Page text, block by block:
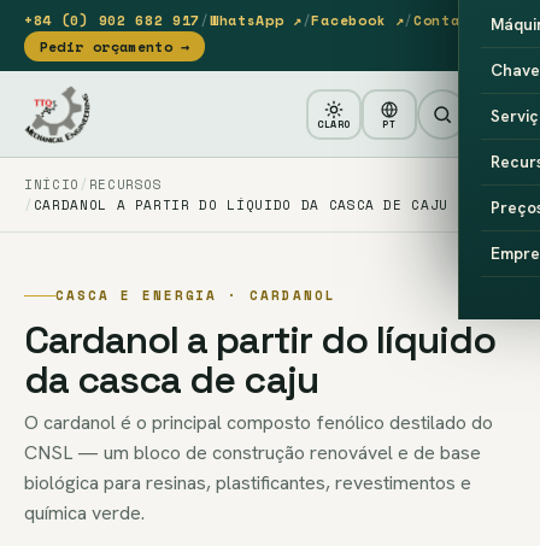
+84 (0) 902 682 917/WhatsApp ↗/Facebook ↗/Contacto
Pedir orçamento →
CLARO PT
INÍCIO
RECURSOS
CARDANOL A PARTIR DO LÍQUIDO DA CASCA DE CAJU
CASCA E ENERGIA · CARDANOL
Cardanol a partir do líquido
da casca de caju
O cardanol é o principal composto fenólico destilado do
CNSL — um bloco de construção renovável e de base
biológica para resinas, plastificantes, revestimentos e
química verde.